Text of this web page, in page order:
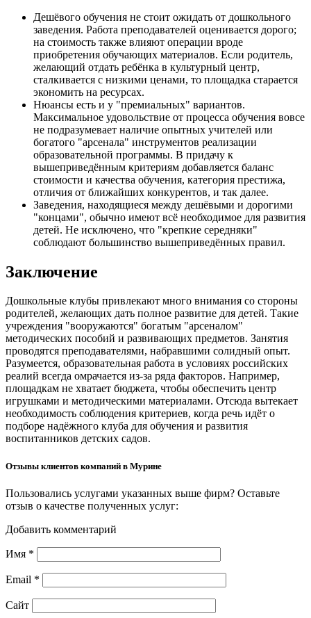
Дешёвого обучения не стоит ожидать от дошкольного
заведения. Работа преподавателей оценивается дорого;
на стоимость также влияют операции вроде
приобретения обучающих материалов. Если родитель,
желающий отдать ребёнка в культурный центр,
сталкивается с низкими ценами, то площадка старается
экономить на ресурсах.
Нюансы есть и у "премиальных" вариантов.
Максимальное удовольствие от процесса обучения вовсе
не подразумевает наличие опытных учителей или
богатого "арсенала" инструментов реализации
образовательной программы. В придачу к
вышеприведённым критериям добавляется баланс
стоимости и качества обучения, категория престижа,
отличия от ближайших конкурентов, и так далее.
Заведения, находящиеся между дешёвыми и дорогими
"концами", обычно имеют всё необходимое для развития
детей. Не исключено, что "крепкие середняки"
соблюдают большинство вышеприведённых правил.
Заключение
Дошкольные клубы привлекают много внимания со стороны
родителей, желающих дать полное развитие для детей. Такие
учреждения "вооружаются" богатым "арсеналом"
методических пособий и развивающих предметов. Занятия
проводятся преподавателями, набравшими солидный опыт.
Разумеется, образовательная работа в условиях российских
реалий всегда омрачается из-за ряда факторов. Например,
площадкам не хватает бюджета, чтобы обеспечить центр
игрушками и методическими материалами. Отсюда вытекает
необходимость соблюдения критериев, когда речь идёт о
подборе надёжного клуба для обучения и развития
воспитанников детских садов.
Отзывы клиентов компаний в Мурине
Пользовались услугами указанных выше фирм? Оставьте
отзыв о качестве полученных услуг:
Добавить комментарий
Имя *
Email *
Сайт